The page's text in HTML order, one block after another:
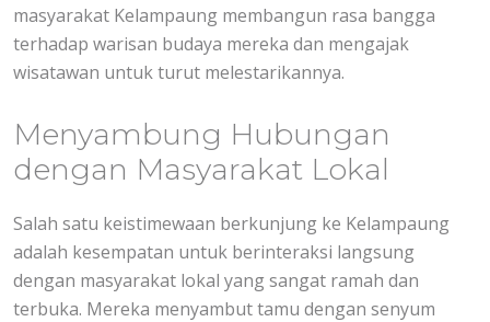
masyarakat Kelampaung membangun rasa bangga
terhadap warisan budaya mereka dan mengajak
wisatawan untuk turut melestarikannya.
Menyambung Hubungan
dengan Masyarakat Lokal
Salah satu keistimewaan berkunjung ke Kelampaung
adalah kesempatan untuk berinteraksi langsung
dengan masyarakat lokal yang sangat ramah dan
terbuka. Mereka menyambut tamu dengan senyum